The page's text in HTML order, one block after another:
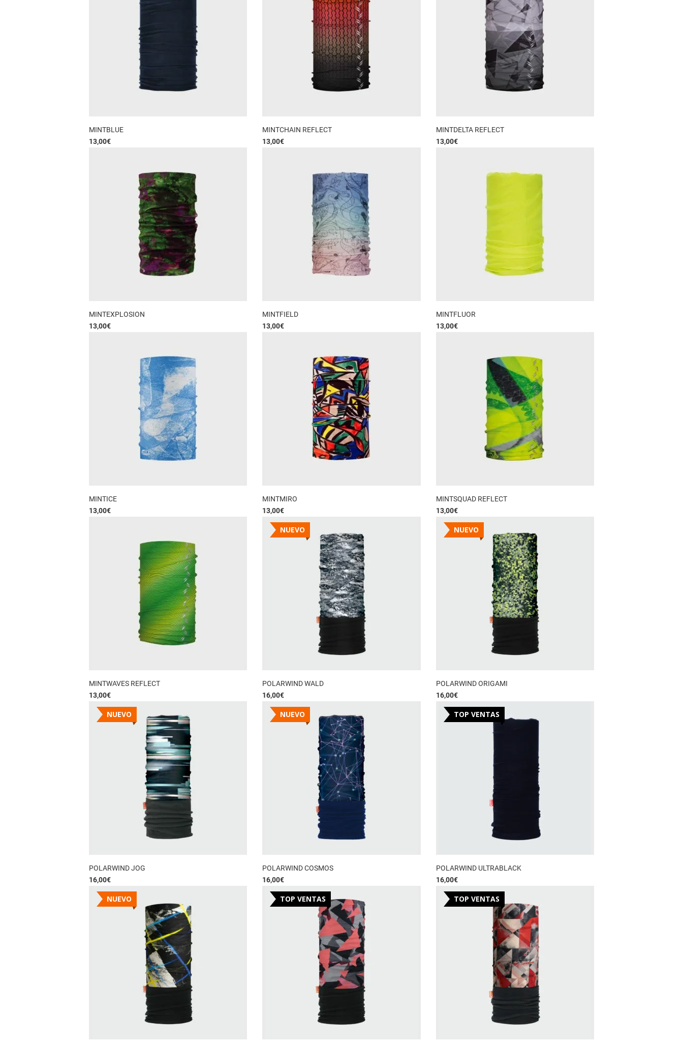
MINTBLUE
13,00€
MINTCHAIN REFLECT
13,00€
MINTDELTA REFLECT
13,00€
MINTEXPLOSION
13,00€
MINTFIELD
13,00€
MINTFLUOR
13,00€
MINTICE
13,00€
MINTMIRO
13,00€
MINTSQUAD REFLECT
13,00€
MINTWAVES REFLECT
13,00€
NUEVO
POLARWIND WALD
16,00€
NUEVO
POLARWIND ORIGAMI
16,00€
NUEVO
POLARWIND JOG
16,00€
NUEVO
POLARWIND COSMOS
16,00€
TOP VENTAS
POLARWIND ULTRABLACK
16,00€
NUEVO TOP VENTAS TOP VENTAS